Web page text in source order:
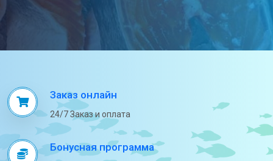
Заказ онлайн
24/7 Заказ и оплата
Бонусная программа